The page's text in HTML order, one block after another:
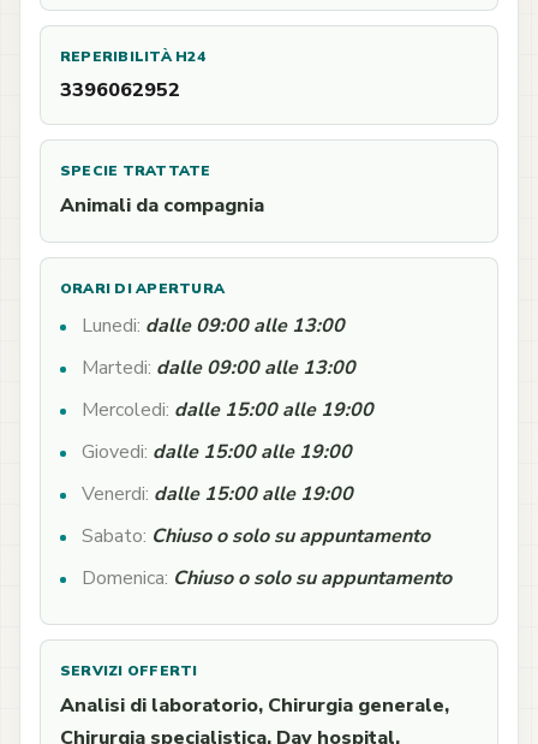
REPERIBILITÀ H24
3396062952
SPECIE TRATTATE
Animali da compagnia
ORARI DI APERTURA
Lunedi: dalle 09:00 alle 13:00
Martedi: dalle 09:00 alle 13:00
Mercoledi: dalle 15:00 alle 19:00
Giovedi: dalle 15:00 alle 19:00
Venerdi: dalle 15:00 alle 19:00
Sabato: Chiuso o solo su appuntamento
Domenica: Chiuso o solo su appuntamento
SERVIZI OFFERTI
Analisi di laboratorio, Chirurgia generale,
Chirurgia specialistica, Day hospital,